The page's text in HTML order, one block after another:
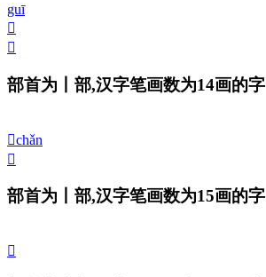
guī
𠁴
𠁵
部首为丨部,汉字笔画数为14画的字
𠁶chǎn
𠁷
部首为丨部,汉字笔画数为15画的字
𠁸